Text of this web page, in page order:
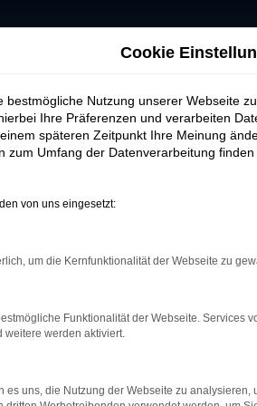
– besonders, wenn Sie
eine große Auswahl an
unterstützen wir Sie
Qualitätscheck, sodass Sie
Ihnen flexible
Seubert GmbH nicht nur
Schritte – von der
Gebrauchtwagen. Wir
Cookie
bestmögliche Nutzung unserer Webseite
Ihre Präferenzen und verarbeiten
späteren Zeitpunkt Ihre Meinung
zum Umfang der Datenverarbeitung finden
von uns eingesetzt:
um die Kernfunktionalität der Webseite zu
Funktionalität der Webseite. Services
weitere werden aktiviert.
es uns, die Nutzung der Webseite zu